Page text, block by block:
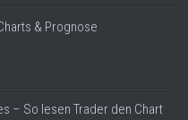
& Prognose
– So lesen Trader den Chart